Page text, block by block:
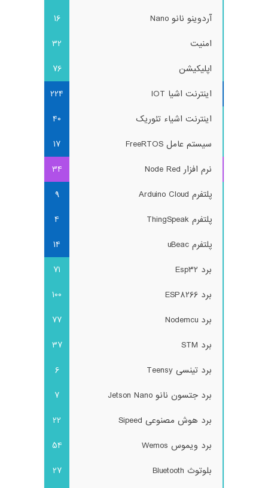
آردوینو نانو Nano
16
امنیت
32
اپلیکیشن
76
اینترنت اشیا IOT
224
اینترنت اشیاء تئوریک
40
سیستم عامل FreeRTOS
17
نرم افزار Node Red
34
پلتفرم Arduino Cloud
9
پلتفرم ThingSpeak
4
پلتفرم uBeac
14
برد Esp32
71
برد ESP8266
100
برد Nodemcu
77
برد STM
37
برد تینسی Teensy
6
برد جتسون نانو Jetson Nano
7
برد هوش مصنوعی Sipeed
22
برد ویموس Wemos
54
بلوتوث Bluetooth
27